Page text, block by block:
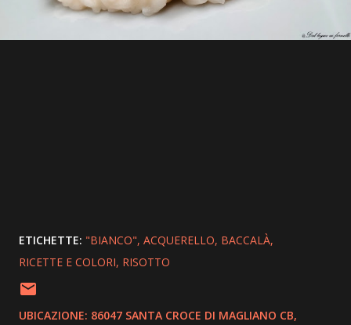
ETICHETTE: "BIANCO" ACQUERELLO BACCALÀ
RICETTE E COLORI RISOTTO
UBICAZIONE: 86047 SANTA CROCE DI MAGLIANO CB,